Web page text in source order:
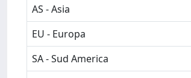
AS - Asia
EU - Europa
SA - Sud America